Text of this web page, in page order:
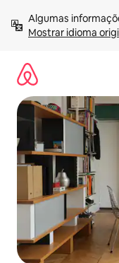
para
Mostrar idioma